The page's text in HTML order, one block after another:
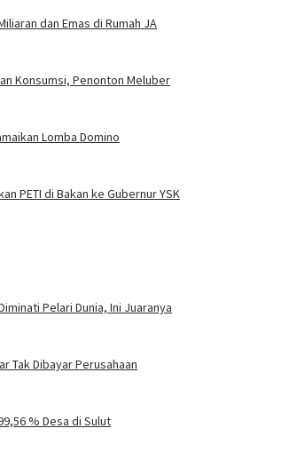
dan Emas di Rumah JA
Konsumsi, Penonton Meluber
Lomba Domino
PETI di Bakan ke Gubernur YSK
Pelari Dunia, Ini Juaranya
Tak Dibayar Perusahaan
% Desa di Sulut